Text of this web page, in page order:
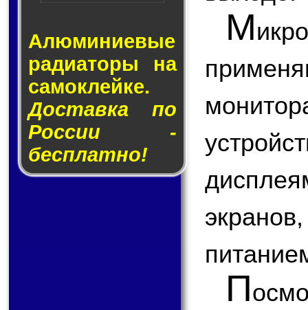
Алюминие­вые
ра­ди­а­то­ры на
са­мо­клей­ке.
Доставка по
России -
бесплатно!
М
П